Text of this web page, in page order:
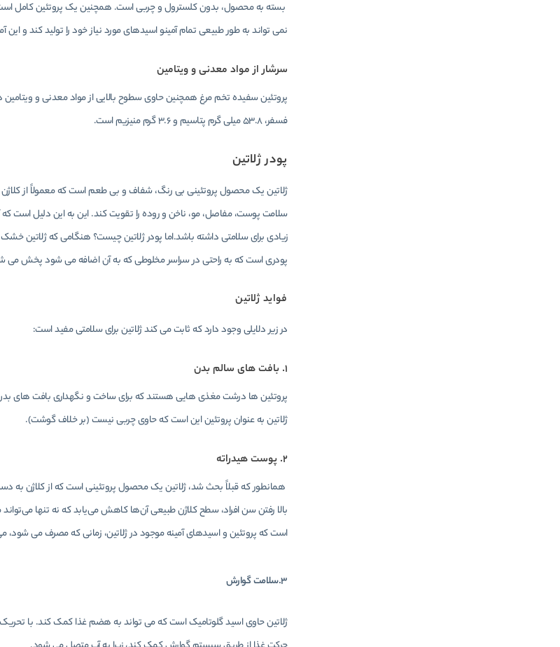
بسته به محصول، بدون کلسترول و چربی است. همچنین یک پروتئین کامل
نمی تواند به طور طبیعی تمام آمینو اسیدهای مورد نیاز خود را تولید کند و
سرشار از مواد معدنی و ویتامین
فسفر، 53.8 میلی گرم پتاسیم و 3.6 گرم منیزیم است.
پودر ژلاتین
ژلاتین یک محصول پروتئینی بی رنگ، شفاف و بی طعم است که معمولاً از
سلامت پوست، مفاصل، مو، ناخن و روده را تقویت کند. این به این دلیل است
زیادی برای سلامتی داشته باشد.اما پودر ژلاتین چیست؟ هنگامی که ژلاتین
پودری است که به راحتی در سراسر مخلوطی که به آن اضافه می شود پخش می
فواید ژلاتین
در زیر دلایلی وجود دارد که ثابت می کند ژلاتین برای سلامتی مفید است:
1. بافت های سالم بدن
پروتئین ها درشت مغذی هایی هستند که برای ساخت و نگهداری بافت های
ژلاتین به عنوان پروتئین این است که حاوی چربی نیست (بر خلاف گوشت).
2. پوست هیدراته
همانطور که قبلاً بحث شد، ژلاتین یک محصول پروتئینی است که از کلاژن
بالا رفتن سن افراد، سطح کلاژن طبیعی آن‌ها کاهش می‌یابد که نه تنها
است که پروتئین و اسیدهای آمینه موجود در ژلاتین، زمانی که مصرف می
3.سلامت گوارش
ژلاتین حاوی اسید گلوتامیک است که می تواند به هضم غذا کمک کند. با